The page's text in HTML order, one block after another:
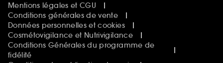
Mentions légales et CGU
Conditions générales de vente
Données personnelles et cookies
Cosmétovigilance et Nutrivigilance
Conditions Générales du programme de
fidélité